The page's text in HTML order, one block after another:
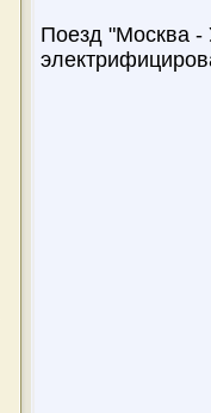
Поезд "Москва -